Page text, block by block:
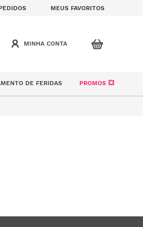
MEUS FAVORITOS
DE FERIDAS PROMOS 💥